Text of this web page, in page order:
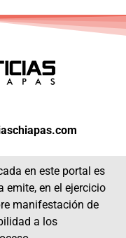
en este portal es
emite, en el ejercicio
manifestación de
a los